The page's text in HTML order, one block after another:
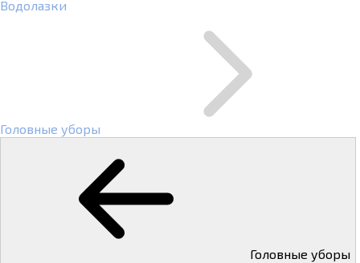
Водолазки
Головные уборы
Головные уборы